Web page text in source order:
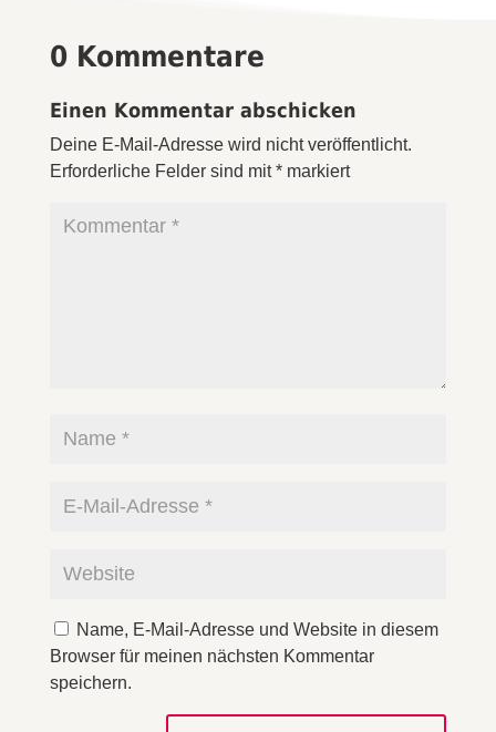
0 Kommentare
Einen Kommentar abschicken
Deine E-Mail-Adresse wird nicht veröffentlicht.
Erforderliche Felder sind mit*markiert
Name, E-Mail-Adresse und Website in diesem
Browser für meinen nächsten Kommentar
speichern.